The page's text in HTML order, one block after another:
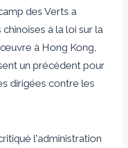
des Verts a
à la loi sur la
à Hong Kong,
un précédent pour
dirigées contre les
l'administration